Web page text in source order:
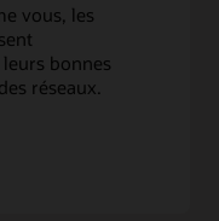
vous, les
bonnes
réseaux.